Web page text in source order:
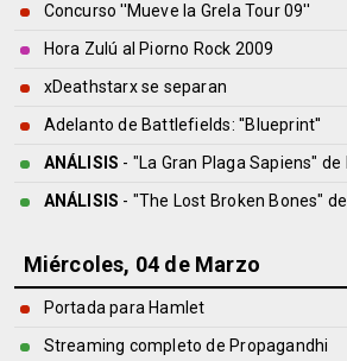
Concurso ''Mueve la Grela Tour 09''
Hora Zulú al Piorno Rock 2009
xDeathstarx se separan
Adelanto de Battlefields: ''Blueprint''
ANÁLISIS - "La Gran Plaga Sapiens" de
ANÁLISIS - "The Lost Broken Bones" de
Miércoles, 04 de Marzo
Portada para Hamlet
Streaming completo de Propagandhi